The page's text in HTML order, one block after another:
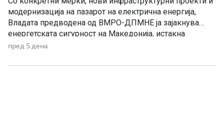
модернизација на пазарот на електрична енергија,
Владата предводена од ВМРО-ДПМНЕ ја зајакнува
енергетската сигурност на Македонија, истакна
пратеникот Жан Дрвошанов. За само две години
снабдувањето со енергенси, да обезбеди едни од
пред 5 дена